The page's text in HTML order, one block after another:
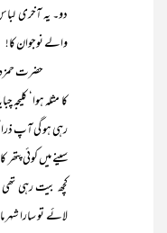
دو۔ یہ آخری
والے نوجوان کا!
حضرت حمزہ
کا مثلہ ہوا‘
رہی ہو گی آپ
سینے میں کوئی
کچھ بیت رہی
لائے تو سارا شہر